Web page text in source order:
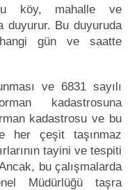
köy, mahalle ve
duyurur. Bu duyuruda
hangi gün ve saatte
ve 6831 sayılı
kadastrosuna
kadastrosu ve bu
her çeşit taşınmaz
tayini ve tespiti
bu çalışmalarda
Müdürlüğü taşra